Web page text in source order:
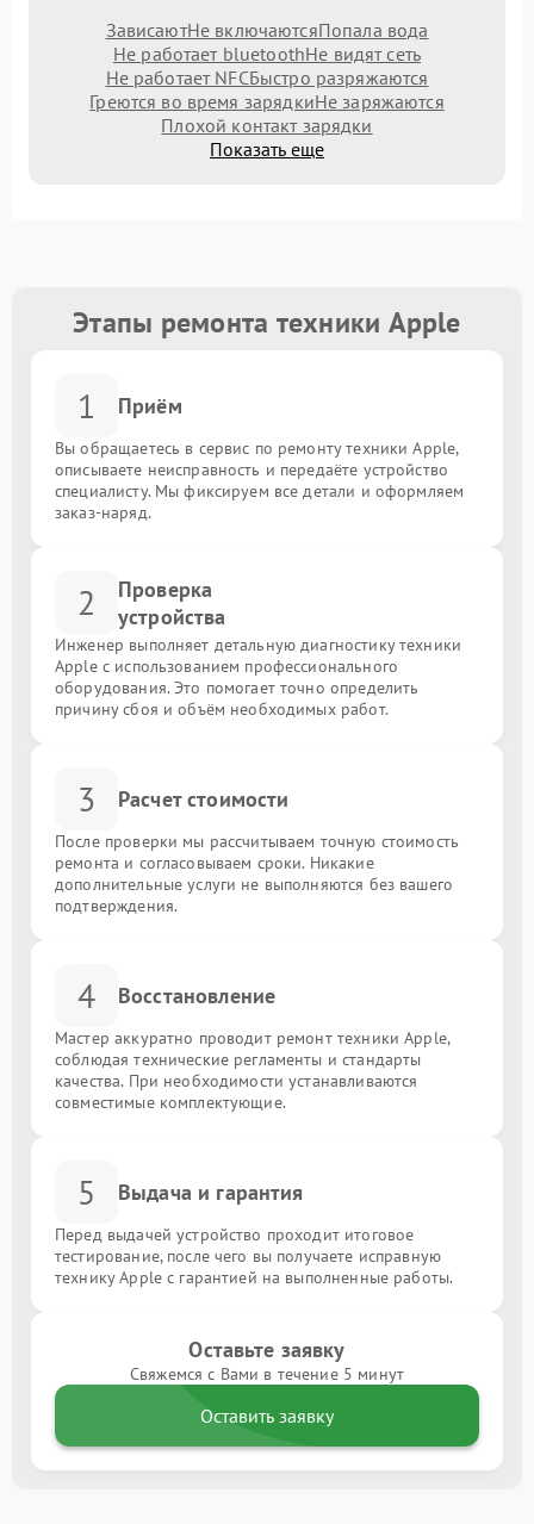
ЗависаютНе включаютсяПопала вода
Не работает bluetoothНе видят сеть
Не работает NFCБыстро разряжаются
Греются во время зарядкиНе заряжаются
Плохой контакт зарядки
Показать еще
Этапы ремонта техники Apple
1 Приём
Вы обращаетесь в сервис по ремонту техники Apple,
описываете неисправность и передаёте устройство
специалисту. Мы фиксируем все детали и оформляем
заказ-наряд.
2
Проверка
устройства
Инженер выполняет детальную диагностику техники
Apple с использованием профессионального
оборудования. Это помогает точно определить
причину сбоя и объём необходимых работ.
3 Расчет стоимости
После проверки мы рассчитываем точную стоимость
ремонта и согласовываем сроки. Никакие
дополнительные услуги не выполняются без вашего
подтверждения.
4 Восстановление
Мастер аккуратно проводит ремонт техники Apple,
соблюдая технические регламенты и стандарты
качества. При необходимости устанавливаются
совместимые комплектующие.
5 Выдача и гарантия
Перед выдачей устройство проходит итоговое
тестирование, после чего вы получаете исправную
технику Apple с гарантией на выполненные работы.
Оставьте заявку
Свяжемся с Вами в течение 5 минут
Оставить заявку